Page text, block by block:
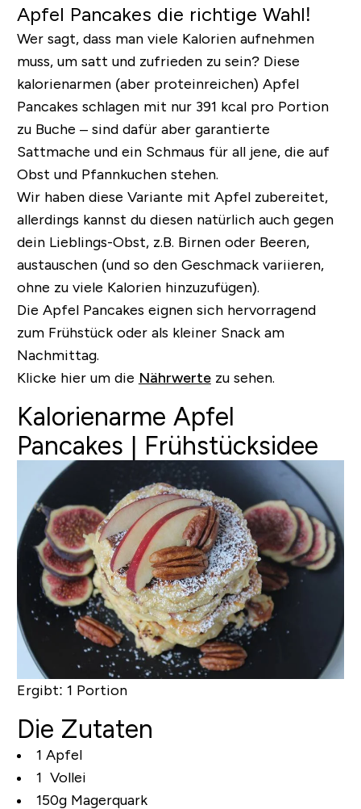
Apfel Pancakes die richtige Wahl!
Wer sagt, dass man viele Kalorien aufnehmen
muss, um satt und zufrieden zu sein? Diese
kalorienarmen (aber proteinreichen) Apfel
Pancakes schlagen mit nur 391 kcal pro Portion
zu Buche – sind dafür aber garantierte
Sattmache und ein Schmaus für all jene, die auf
Obst und Pfannkuchen stehen.
Wir haben diese Variante mit Apfel zubereitet,
allerdings kannst du diesen natürlich auch gegen
dein Lieblings-Obst, z.B. Birnen oder Beeren,
austauschen(und so den Geschmack variieren,
ohne zu viele Kalorien hinzuzufügen).
Die Apfel Pancakes eignen sich hervorragend
zum Frühstück oder als kleiner Snack am
Nachmittag.
Klicke hier um die Nährwertezu sehen.
Kalorienarme Apfel
Pancakes | Frühstücksidee
Ergibt: 1 Portion
Die Zutaten
1 Apfel
1 Vollei
150g Magerquark